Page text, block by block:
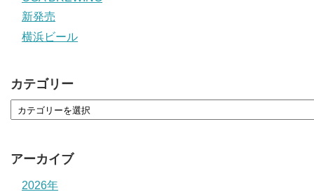
新発売
横浜ビール
カテゴリー
アーカイブ
2026年